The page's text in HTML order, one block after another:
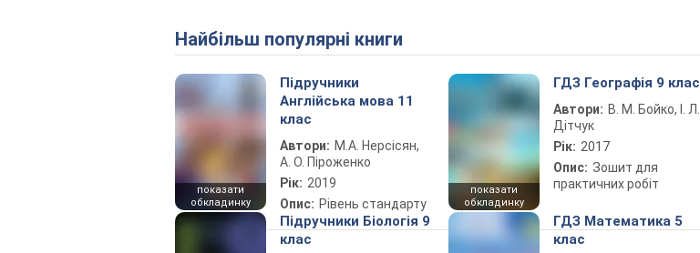
Найбільш популярні книги
показати
обкладинку
Підручники
Англійська мова 11
клас
Автори: М.А. Нерсісян,
А. О. Піроженко
Рік: 2019
Опис: Рівень стандарту
показати
обкладинку
ГДЗ Географія 9 клас
Автори: В. М. Бойко, І. Л.
Дітчук
Рік: 2017
Опис: Зошит для
практичних робіт
Підручники Біологія 9
клас
ГДЗ Математика 5
клас